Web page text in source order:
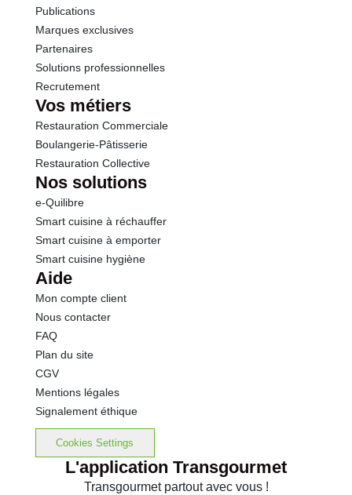
Publications
Marques exclusives
Partenaires
Solutions professionnelles
Recrutement
Vos métiers
Restauration Commerciale
Boulangerie-Pâtisserie
Restauration Collective
Nos solutions
e-Quilibre
Smart cuisine à réchauffer
Smart cuisine à emporter
Smart cuisine hygiène
Aide
Mon compte client
Nous contacter
FAQ
Plan du site
CGV
Mentions légales
Signalement éthique
Cookies Settings
L'application Transgourmet
Transgourmet partout avec vous !